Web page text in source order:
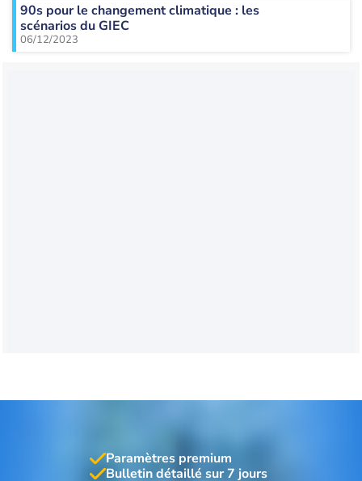
90s pour le changement climatique : les
scénarios du GIEC
06/12/2023
Paramètres premium
Bulletin détaillé sur 7 jours